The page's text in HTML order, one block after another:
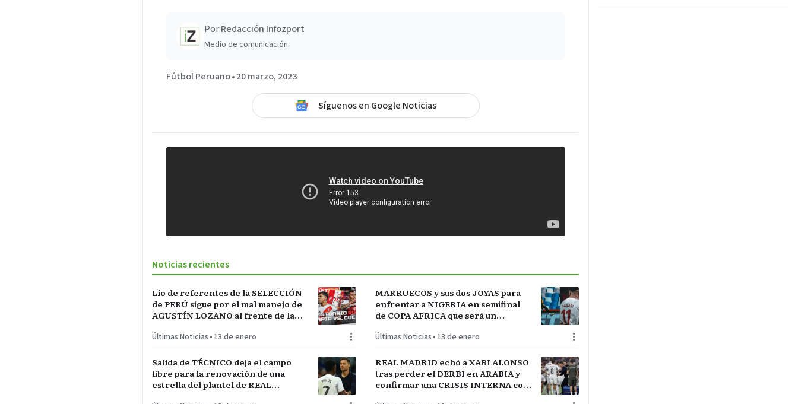
PorRedacción Infozport
Medio de comunicación.
Fútbol Peruano•20 marzo, 2023
Síguenos en Google Noticias
Noticias recientes
Lío de referentes de la SELECCIÓN
de PERÚ sigue por el mal manejo de
AGUSTÍN LOZANO al frente de la
Últimas Noticias • 13 de enero
MARRUECOS y sus dos JOYAS para
enfrentar a NIGERIA en semifinal
de COPA AFRICA que será un
reservado
Últimas Noticias • 13 de enero
Salida de TÉCNICO deja el campo
libre para la renovación de una
estrella del plantel de REAL
REAL MADRID echó a XABI ALONSO
tras perder el DERBI en ARABIA y
confirmar una CRISIS INTERNA con